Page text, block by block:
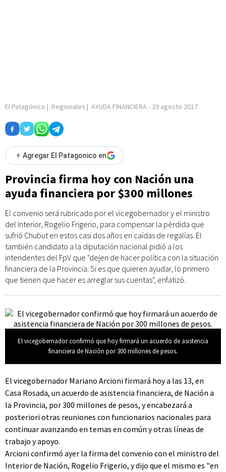
El Patagónico | Regionales | AYUDA FINANCIERA- 29 agosto 2017
+ Agregar El Patagonico en
Provincia firma hoy con Nación una
ayuda financiera por $300 millones
El convenio será rubricado por el vicegobernador y el ministro
del Interior, Rogelio Frigerio, para compensar la pérdida que
sufrió Chubut en estos casi dos años en caídas de regalías. El
también candidato a la diputación nacional pidió a los
intendentes del FpV que "dejen de hacer política con la situación
financiera de la Provincia. Si es que quieren ayudar, lo primero
que tienen que hacer es arreglar sus cuentas", enfatizó.
El vicegobernador confirmó que hoy firmará un acuerdo de asistencia
financiera de Nación por 300 millones de pesos.
El vicegobernador Mariano Arcioni firmará hoy a las 13, en
Casa Rosada, un acuerdo de asistencia financiera, de Nación a
la Provincia, por 300 millones de pesos, y encabezará a
posteriori otras reuniones con funcionarios nacionales para
continuar avanzando en temas en común y otras líneas de
trabajo y apoyo.
Arcioni confirmó ayer la firma del convenio con el ministro del
Interior de Nación, Rogelio Frigerio, y dijo que el mismo es "en